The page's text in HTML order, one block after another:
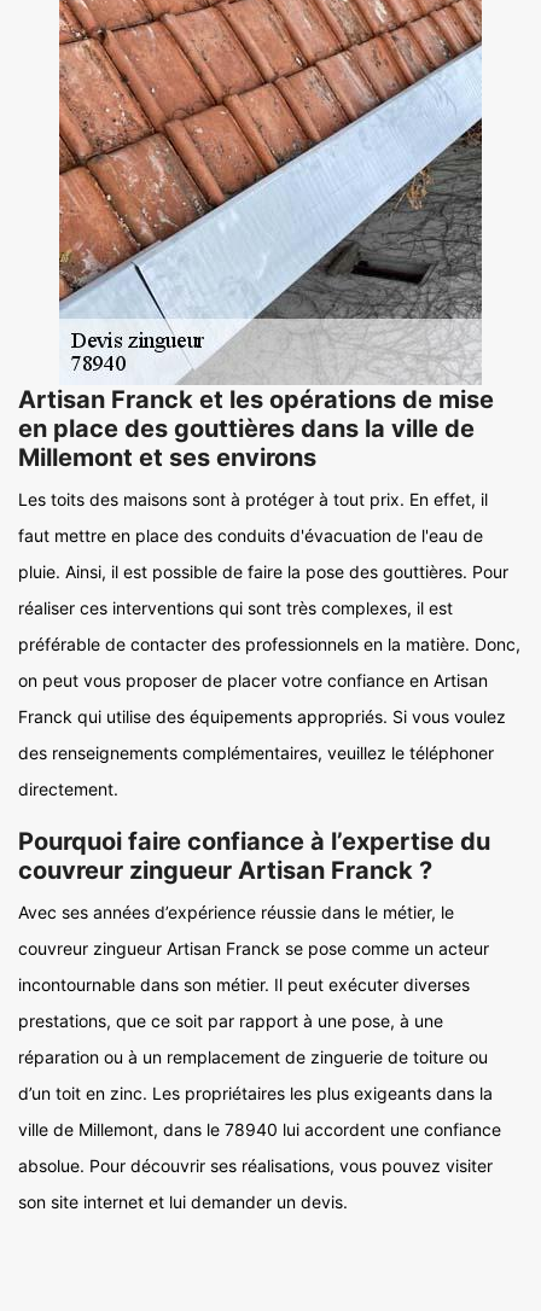
Artisan Franck et les opérations de mise
en place des gouttières dans la ville de
Millemont et ses environs
Les toits des maisons sont à protéger à tout prix. En effet, il
faut mettre en place des conduits d'évacuation de l'eau de
pluie. Ainsi, il est possible de faire la pose des gouttières. Pour
réaliser ces interventions qui sont très complexes, il est
préférable de contacter des professionnels en la matière. Donc,
on peut vous proposer de placer votre confiance en Artisan
Franck qui utilise des équipements appropriés. Si vous voulez
des renseignements complémentaires, veuillez le téléphoner
directement.
Pourquoi faire confiance à l’expertise du
couvreur zingueur Artisan Franck ?
Avec ses années d’expérience réussie dans le métier, le
couvreur zingueur Artisan Franck se pose comme un acteur
incontournable dans son métier. Il peut exécuter diverses
prestations, que ce soit par rapport à une pose, à une
réparation ou à un remplacement de zinguerie de toiture ou
d’un toit en zinc. Les propriétaires les plus exigeants dans la
ville de Millemont, dans le 78940 lui accordent une confiance
absolue. Pour découvrir ses réalisations, vous pouvez visiter
son site internet et lui demander un devis.